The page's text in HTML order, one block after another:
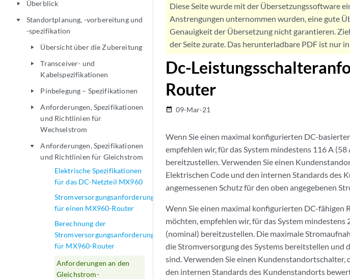
play_arrow Überblick
play_arrow
Standortplanung, -vorbereitung und
-spezifikation
play_arrow Übersicht über die Zubereitung
play_arrow
Transceiver- und
Kabelspezifikationen
play_arrow Pinbelegung – Spezifikationen
play_arrow
Anforderungen, Spezifikationen
und Richtlinien für
Wechselstrom
play_arrow
Anforderungen, Spezifikationen
und Richtlinien für Gleichstrom
Elektrische Spezifikationen
für das DC-Netzteil MX960
Stromversorgungsanforderungen
für einen MX960-Router
Berechnung der
Stromversorgungsanforderungen
für MX960-Router
Anforderungen an den
Gleichstrom-
Diese Seite wurde mit der Übersetzungssoftware
Anstrengungen unternommen wurden, eine gute
Genauigkeit der Übersetzung nicht garantieren.
der Seite zurate. Das herunterladbare PDF ist nur
Dc-
Router
date_range 09-Mar-21
Wenn Sie einen maximal konfigurierten DC-
empfehlen wir, für das System mindestens 116 A
bereitzustellen. Verwenden Sie einen
Elektrischen Code und den internen Standards des
angemessenen Schutz für den oben angegebenen
Wenn Sie einen maximal konfigurierten DC-
möchten, empfehlen wir, für das System
(nominal) bereitzustellen. Die maximale
die Stromversorgung des Systems bereitstellen
sind. Verwenden Sie einen
den internen Standards des Kundenstandorts